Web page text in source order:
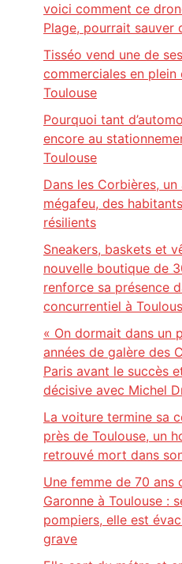
voici comment ce
Plage, pourrait sauver
Tisséo vend une de
commerciales en
Toulouse
Pourquoi tant
encore au
Toulouse
Dans les Corbières, un
mégafeu, des
résilients
Sneakers, baskets et
nouvelle boutique de
renforce sa présence
concurrentiel à
« On dormait dans un
années de galère des
Paris avant le succès
décisive avec Michel
La voiture termine sa
près de Toulouse, un
retrouvé mort dans
Une femme de 70 ans
Garonne à Toulouse :
pompiers, elle est
grave